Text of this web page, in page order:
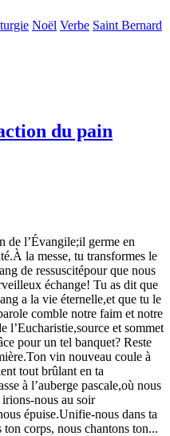
Noël Verbe Saint Bernard
du pain
de l’Évangile;il germe en
la messe, tu transformes le
de ressuscitépour que nous
échange! Tu as dit que
a la vie éternelle,et que tu le
comble notre faim et notre
l’Eucharistie,source et sommet
pour un tel banquet? Reste
vin nouveau coule à
tout brûlant en ta
à l’auberge pascale,où nous
nous au soir
épuise.Unifie-nous dans ta
corps, nous chantons ton...